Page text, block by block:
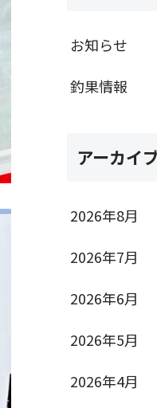
お知らせ
釣果情報
アーカイ
2026年8月
2026年7月
2026年6月
2026年5月
2026年4月